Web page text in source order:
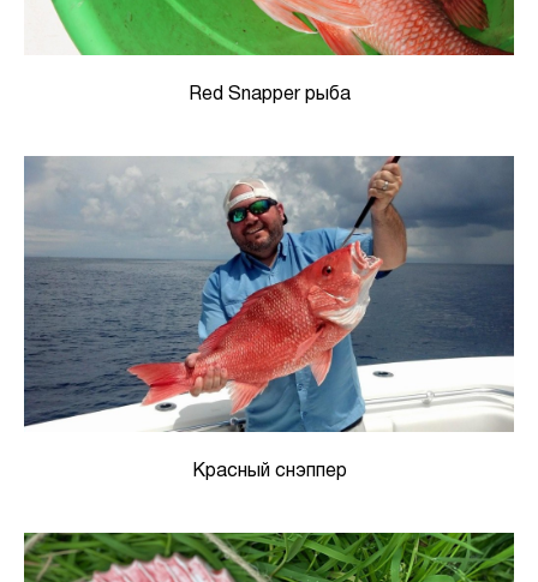
Red Snapper рыба
Красный снэппер